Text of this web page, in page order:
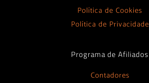
Política de Cookies
Política de Privacidade
Programa de Afiliados
Contadores